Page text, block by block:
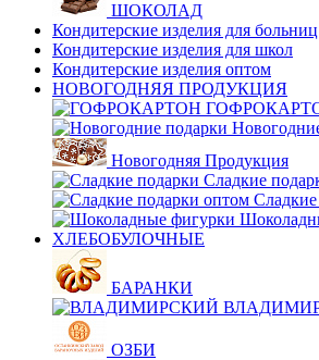
ШОКОЛАД
Кондитерские изделия для больниц
Кондитерские изделия для школ
Кондитерские изделия оптом
НОВОГОДНЯЯ ПРОДУКЦИЯ
Новогодняя Продукция
Сладкие
ХЛЕБОБУЛОЧНЫЕ
БАРАНКИ
ОЗБИ